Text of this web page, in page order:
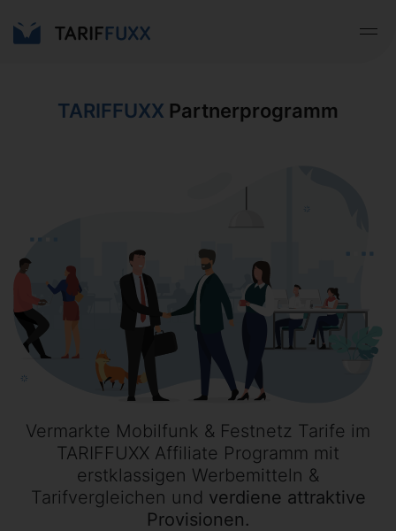
TARIFFUXX Partnerprogramm
Vermarkte Mobilfunk & Festnetz Tarife im
TARIFFUXX Affiliate Programm mit
erstklassigen Werbemitteln &
Tarifvergleichen und verdiene attraktive
Provisionen.